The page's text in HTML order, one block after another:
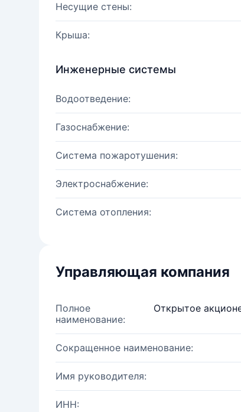
Несущие стены:
Крыша:
Инженерные системы
Водоотведение:
Газоснабжение:
Система пожаротушения:
Электроснабжение:
Система отопления:
Управляющая компания
Полное
наименование:
Открытое
Сокращенное наименование:
Имя руководителя:
ИНН: